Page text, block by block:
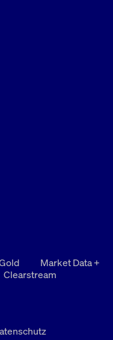
Market Data +
Clearstream